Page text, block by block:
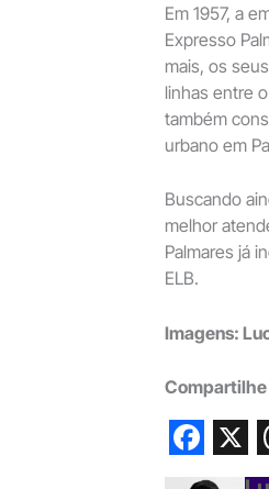
Em 1957, a
Expresso
mais, os
linhas entre
também
urbano em
Buscando
melhor
Palmares já
ELB.
Imagens:
Compartilhe
X